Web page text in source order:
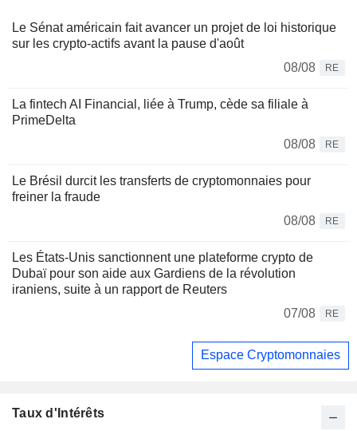
Le Sénat américain fait avancer un projet de loi historique
sur les crypto-actifs avant la pause d'août
08/08
RE
La fintech AI Financial, liée à Trump, cède sa filiale à
PrimeDelta
08/08
RE
Le Brésil durcit les transferts de cryptomonnaies pour
freiner la fraude
08/08
RE
Les États-Unis sanctionnent une plateforme crypto de
Dubaï pour son aide aux Gardiens de la révolution
iraniens, suite à un rapport de Reuters
07/08
RE
Espace Cryptomonnaies
Taux d'Intérêts